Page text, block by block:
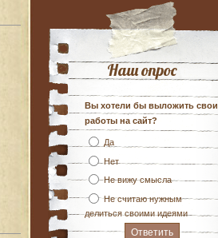
Наш опрос
Вы хотели бы выложить свои
работы на сайт?
Да
Нет
Не вижу смысла
Не считаю нужным
делиться своими идеями